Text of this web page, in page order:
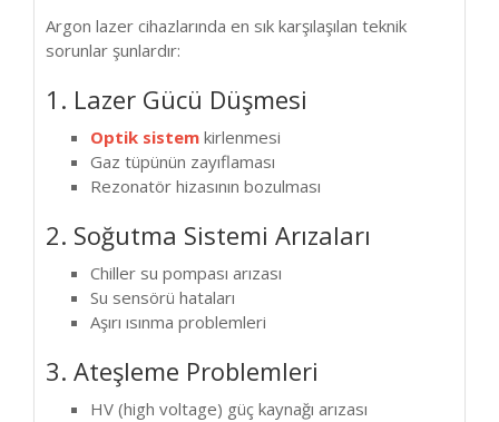
Argon lazer cihazlarında en sık karşılaşılan teknik
sorunlar şunlardır:
1. Lazer Gücü Düşmesi
Optik sistem kirlenmesi
Gaz tüpünün zayıflaması
Rezonatör hizasının bozulması
2. Soğutma Sistemi Arızaları
Chiller su pompası arızası
Su sensörü hataları
Aşırı ısınma problemleri
3. Ateşleme Problemleri
HV (high voltage) güç kaynağı arızası